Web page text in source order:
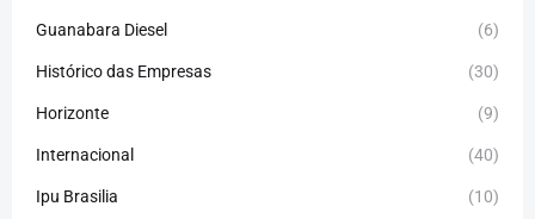
Guanabara Diesel (6)
Histórico das Empresas (30)
Horizonte (9)
Internacional (40)
Ipu Brasilia (10)